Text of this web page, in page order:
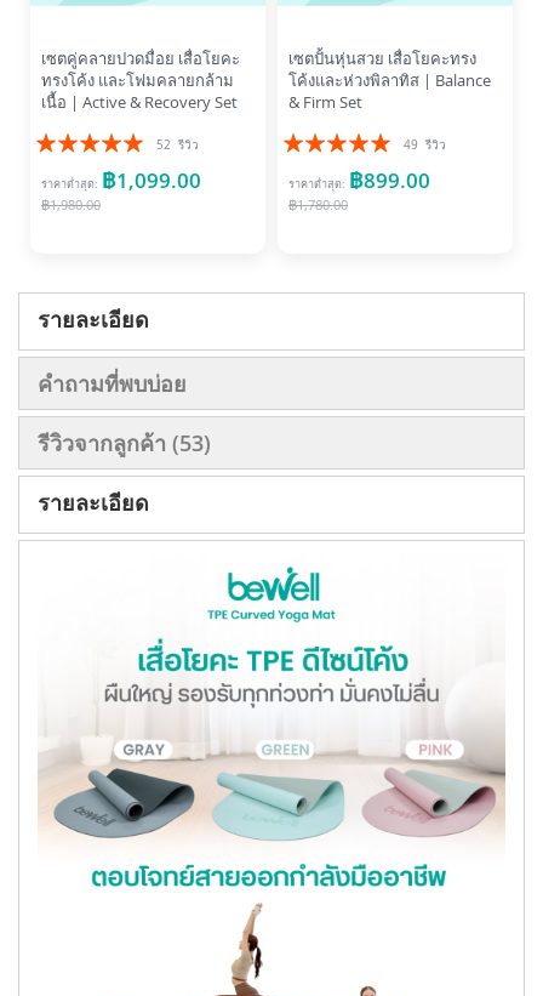
เซตคู่คลายปวดมื่อย เสื่อโยคะ
ทรงโค้ง และโฟมคลายกล้าม
เนื้อ | Active & Recovery Set
อันดับ:
52 รีวิว
ราคาต่ำสุด ฿1,099.00
฿1,980.00
เซตปั้นหุ่นสวย เสื่อโยคะทรง
โค้งและห่วงพิลาทิส | Balance
& Firm Set
อันดับ:
49 รีวิว
ราคาต่ำสุด ฿899.00
฿1,780.00
รายละเอียด
คำถามที่พบบ่อย
รีวิวจากลูกค้า 53
รายละเอียด